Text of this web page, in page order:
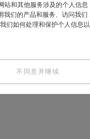
站和其他服务涉及的个人信息
我们的产品和服务、访问我们
们如何处理和保护个人信息以
不同意并继续